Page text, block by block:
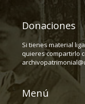
Donaciones
Si tienes material
quieres compartirlo
Menú